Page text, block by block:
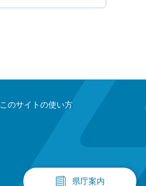
このサイトの使い方
県庁案内